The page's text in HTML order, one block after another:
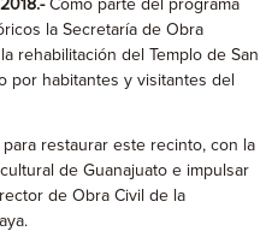
Como parte del programa
la Secretaría de Obra
rehabilitación del Templo de San
por habitantes y visitantes del
restaurar este recinto, con la
de Guanajuato e impulsar
de Obra Civil de la